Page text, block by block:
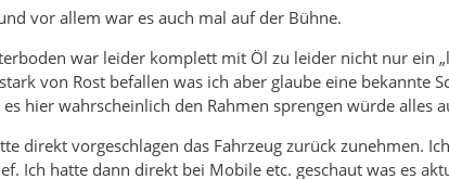
vor allem war es auch mal auf der Bühne.
war leider komplett mit Öl zu leider nicht nur ein
von Rost befallen was ich aber glaube eine bekannte
hier wahrscheinlich den Rahmen sprengen würde alles
direkt vorgeschlagen das Fahrzeug zurück zunehmen.
Ich hatte dann direkt bei Mobile etc. geschaut was es